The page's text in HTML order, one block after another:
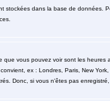
stockées dans la base de données.
vous pouvez voir sont les
ex : Londres, Paris, New
Donc, si vous n'êtes pas